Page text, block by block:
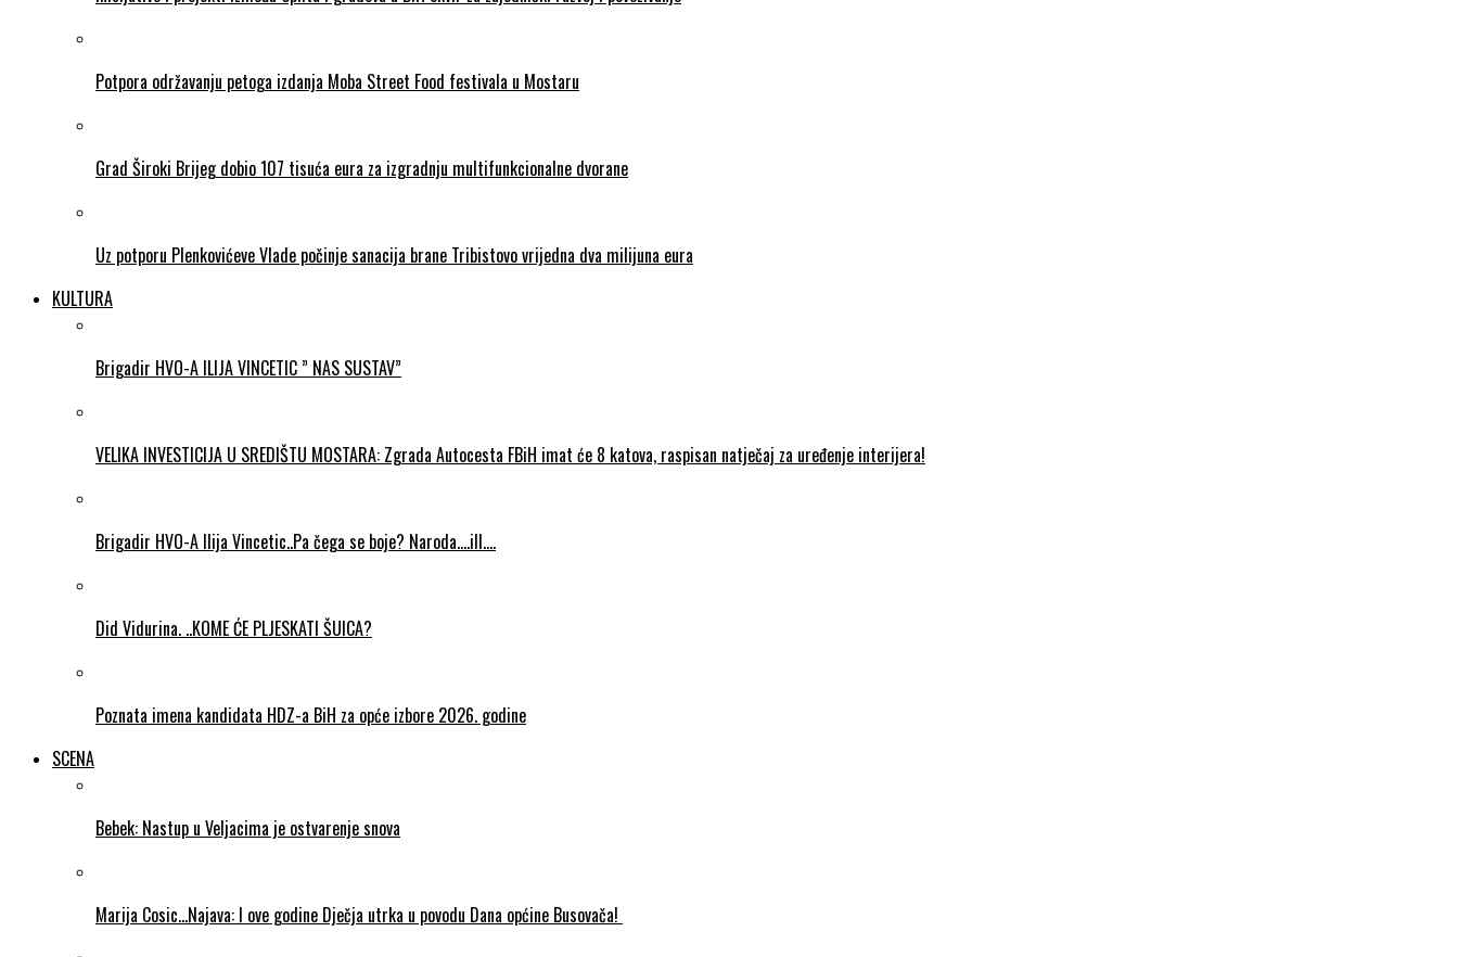
Potpora održavanju petoga izdanja Moba Street Food festivala u Mostaru
Grad Široki Brijeg dobio 107 tisuća eura za izgradnju multifunkcionalne dvorane
Uz potporu Plenkovićeve Vlade počinje sanacija brane Tribistovo vrijedna dva milijuna eura
KULTURA
Brigadir HVO-A ILIJA VINCETIC ” NAS SUSTAV”
VELIKA INVESTICIJA U SREDIŠTU MOSTARA: Zgrada Autocesta FBiH imat će 8 katova, raspisan natječaj za uređenje interijera!
Brigadir HVO-A Ilija Vincetic..Pa čega se boje? Naroda….ill….
Did Vidurina. ..KOME ĆE PLJESKATI ŠUICA?
Poznata imena kandidata HDZ-a BiH za opće izbore 2026. godine
SCENA
Bebek: Nastup u Veljacima je ostvarenje snova
Marija Cosic…Najava: I ove godine Dječja utrka u povodu Dana općine Busovača!